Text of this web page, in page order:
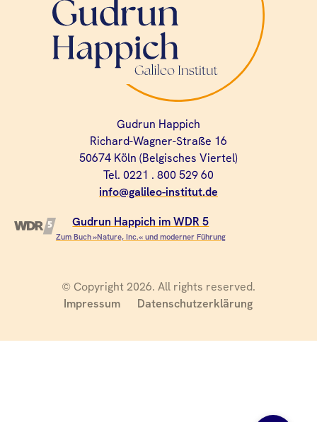
Gudrun Happich
Richard-Wagner-Straße 16
50674 Köln (Belgisches Viertel)
Tel. 0221 . 800 529 60
info@galileo-institut.de
Gudrun Happich im WDR 5
Zum Buch »Nature, Inc.« und moderner Führung
© Copyright 2026. All rights reserved.
Impressum
Datenschutzerklärung